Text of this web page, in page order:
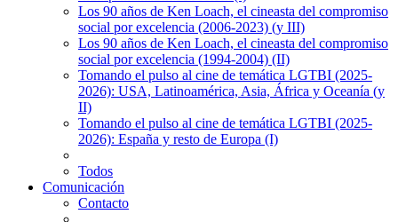
Los 90 años de Ken Loach, el cineasta del compromiso
social por excelencia (2006-2023) (y III)
Los 90 años de Ken Loach, el cineasta del compromiso
social por excelencia (1994-2004) (II)
Tomando el pulso al cine de temática LGTBI (2025-
2026): USA, Latinoamérica, Asia, África y Oceanía (y
II)
Tomando el pulso al cine de temática LGTBI (2025-
2026): España y resto de Europa (I)
Todos
Comunicación
Contacto